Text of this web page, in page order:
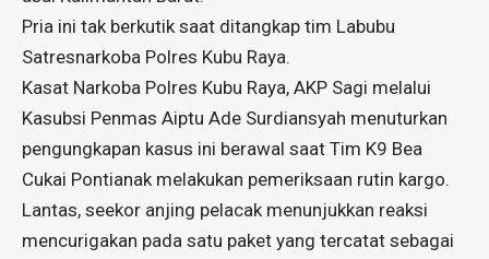
Pria ini tak berkutik saat ditangkap tim Labubu
Satresnarkoba Polres Kubu Raya.
Kasat Narkoba Polres Kubu Raya, AKP Sagi melalui
Kasubsi Penmas Aiptu Ade Surdiansyah menuturkan
pengungkapan kasus ini berawal saat Tim K9 Bea
Cukai Pontianak melakukan pemeriksaan rutin kargo.
Lantas, seekor anjing pelacak menunjukkan reaksi
mencurigakan pada satu paket yang tercatat sebagai